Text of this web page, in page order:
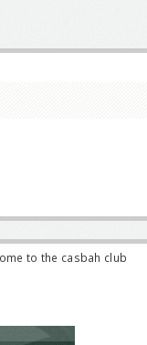
to the casbah club